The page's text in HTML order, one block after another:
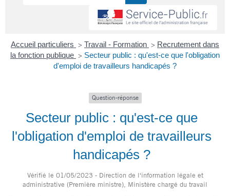
Accueil particuliers > Travail - Formation > Recrutement dans
la fonction publique > Secteur public : qu'est-ce que l'obligation
d'emploi de travailleurs handicapés ?
Question-réponse
Secteur public : qu'est-ce que
l'obligation d'emploi de travailleurs
handicapés ?
Vérifié le 01/05/2023 - Direction de l'information légale et
administrative (Première ministre), Ministère chargé du travail